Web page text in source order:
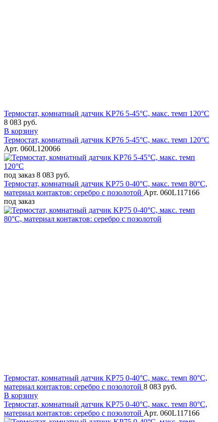
Термостат, комнатный датчик KP76 5-45°C, макс. темп 120°C
8 083 руб.
В корзину
Термостат, комнатный датчик KP76 5-45°C, макс. темп 120°C
Арт. 060L120066
под заказ 8 083 руб.
Термостат, комнатный датчик KP75 0-40°C, макс. темп 80°C,
материал контактов: серебро с позолотой Арт. 060L117166
под заказ
Термостат, комнатный датчик KP75 0-40°C, макс. темп 80°C,
материал контактов: серебро с позолотой 8 083 руб.
В корзину
Термостат, комнатный датчик KP75 0-40°C, макс. темп 80°C,
материал контактов: серебро с позолотой Арт. 060L117166